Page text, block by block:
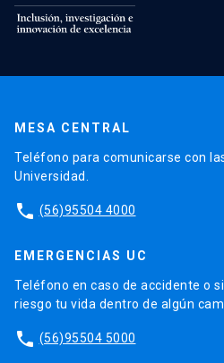
MESA CENTRAL
Teléfono para comunicarse con
Universidad.
phone (56)95504 4000
EMERGENCIAS UC
Teléfono en caso de accidente o
riesgo tu vida dentro de algún
phone (56)95504 5000